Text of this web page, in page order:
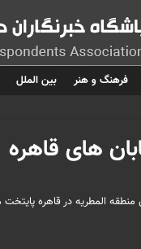
فرهنگ و هنر بین الملل